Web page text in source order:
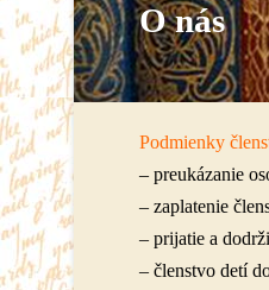
O nás
Podmienky
– preukázanie
– zaplatenie
– prijatie a
– členstvo detí